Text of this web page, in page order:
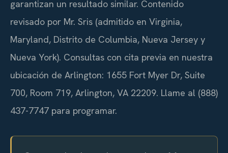
garantizan un resultado similar. Contenido
revisado por Mr. Sris (admitido en Virginia,
Maryland, Distrito de Columbia, Nueva Jersey y
Nueva York). Consultas con cita previa en nuestra
ubicación de Arlington: 1655 Fort Myer Dr, Suite
700, Room 719, Arlington, VA 22209. Llame al (888)
437-7747 para programar.